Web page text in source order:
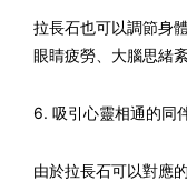
拉長石也可以調節身
眼睛疲勞、大腦思緒
6. 吸引心靈相通的同
由於拉長石可以對應